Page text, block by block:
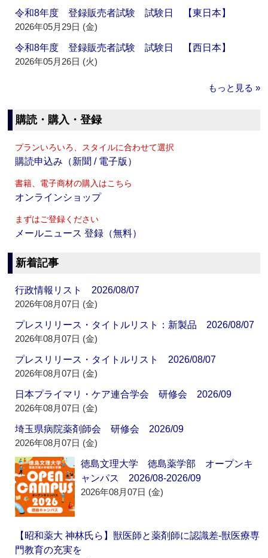
令和8年度 登録販売者試験 試験日 【東日本】
2026年05月29日 (金)
令和8年度 登録販売者試験 試験日 【西日本】
2026年05月26日 (火)
もっと見る »
購読・購入・登録
プランいろいろ、スタイルに合わせて選択
購読申込み（新聞 / 電子版）
書籍、電子商材の購入はこちら
オンラインショップ
まずはご登録ください
メールニュース 登録（無料）
新着記事
行政情報リスト 2026/08/07
2026年08月07日 (金)
プレスリリース・タイトルリスト：新製品 2026/08/07
2026年08月07日 (金)
プレスリリース・タイトルリスト 2026/08/07
2026年08月07日 (金)
日本プライマリ・ケア連合学会 研修会 2026/09
2026年08月07日 (金)
埼玉県病院薬剤師会 研修会 2026/09
2026年08月07日 (金)
徳島文理大学 徳島薬学部 オープンキ
ャンパス 2026/08-2026/09
2026年08月07日 (金)
【昭和薬大 神林氏ら】獣医師と薬剤師に認識差‐獣医療専
門教育の充実を